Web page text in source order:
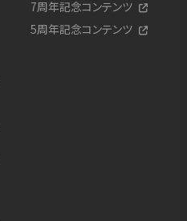
7周年記念コンテンツ
5周年記念コンテンツ